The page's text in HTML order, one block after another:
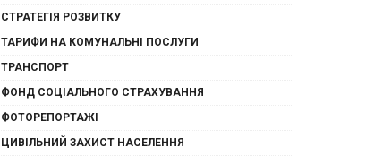
СТРАТЕГІЯ РОЗВИТКУ
ТАРИФИ НА КОМУНАЛЬНІ ПОСЛУГИ
ТРАНСПОРТ
ФОНД СОЦІАЛЬНОГО СТРАХУВАННЯ
ФОТОРЕПОРТАЖІ
ЦИВІЛЬНИЙ ЗАХИСТ НАСЕЛЕННЯ